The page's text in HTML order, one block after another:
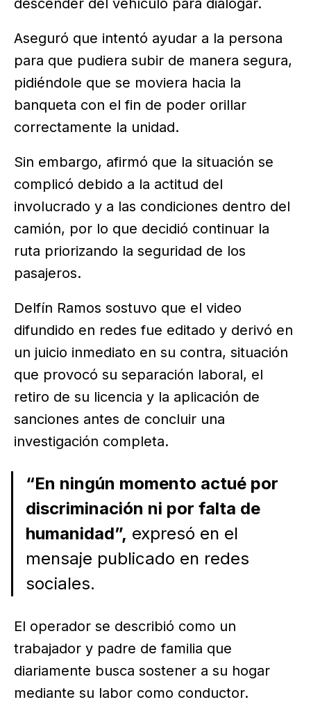
descender del vehículo para dialogar.
Aseguró que intentó ayudar a la persona
para que pudiera subir de manera segura,
pidiéndole que se moviera hacia la
banqueta con el fin de poder orillar
correctamente la unidad.
Sin embargo, afirmó que la situación se
complicó debido a la actitud del
involucrado y a las condiciones dentro del
camión, por lo que decidió continuar la
ruta priorizando la seguridad de los
pasajeros.
Delfín Ramos sostuvo que el video
difundido en redes fue editado y derivó en
un juicio inmediato en su contra, situación
que provocó su separación laboral, el
retiro de su licencia y la aplicación de
sanciones antes de concluir una
investigación completa.
“En ningún momento actué por
discriminación ni por falta de
humanidad”, expresó en el
mensaje publicado en redes
sociales.
El operador se describió como un
trabajador y padre de familia que
diariamente busca sostener a su hogar
mediante su labor como conductor.